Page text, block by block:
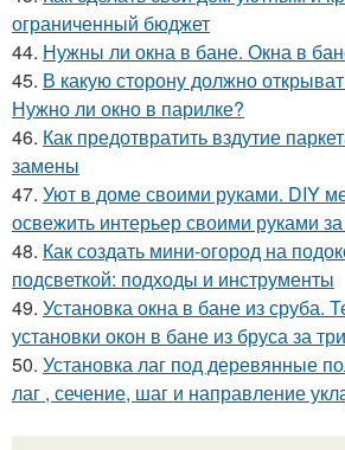
ограниченный бюджет
44. Нужны ли окна в бане. Окна в
45. В какую сторону должно
Нужно ли окно в парилке?
46. Как предотвратить вздутие
замены
47. Уют в доме своими руками. DIY
освежить интерьер своими руками
48. Как создать мини-огород на
подсветкой: подходы и инструменты
49. Установка окна в бане из сруба.
установки окон в бане из бруса за
50. Установка лаг под деревянные
лаг , сечение, шаг и направление